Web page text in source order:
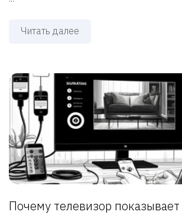
Читать далее
Почему телевизор